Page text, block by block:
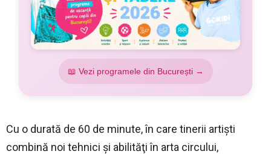
📖 Vezi programele din București →
Cu o durată de 60 de minute, în care tinerii artişti
combină noi tehnici şi abilităţi în arta circului,